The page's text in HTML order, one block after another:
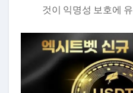
것이 익명성 보호에